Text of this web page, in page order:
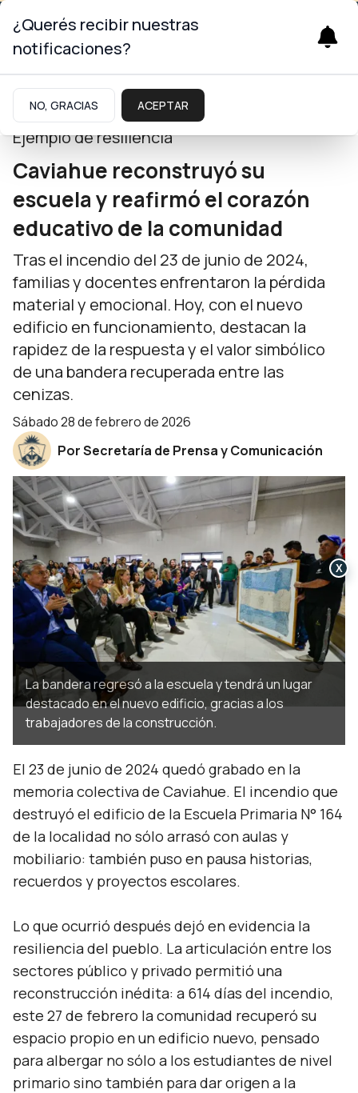
Neuquinidad
Ejemplo de resiliencia
Caviahue reconstruyó su
escuela y reafirmó el corazón
educativo de la comunidad
Tras el incendio del 23 de junio de 2024,
familias y docentes enfrentaron la pérdida
material y emocional. Hoy, con el nuevo
edificio en funcionamiento, destacan la
rapidez de la respuesta y el valor simbólico
de una bandera recuperada entre las
cenizas.
sábado 28 de febrero de 2026
Por Secretaría de Prensa y Comunicación
La bandera regresó a la escuela y tendrá un lugar
destacado en el nuevo edificio, gracias a los
trabajadores de la construcción.
El 23 de junio de 2024 quedó grabado en la
memoria colectiva de Caviahue. El incendio que
destruyó el edificio de la Escuela Primaria N° 164
de la localidad no sólo arrasó con aulas y
mobiliario: también puso en pausa historias,
recuerdos y proyectos escolares.
Lo que ocurrió después dejó en evidencia la
resiliencia del pueblo. La articulación entre los
sectores público y privado permitió una
reconstrucción inédita: a 614 días del incendio,
este 27 de febrero la comunidad recuperó su
espacio propio en un edificio nuevo, pensado
para albergar no sólo a los estudiantes de nivel
primario sino también para dar origen a la
¿Querés recibir nuestras
notificaciones?
NO, GRACIAS ACEPTAR
X